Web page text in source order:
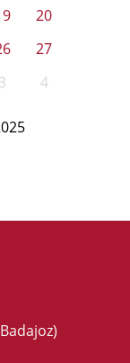
20
27
3 4